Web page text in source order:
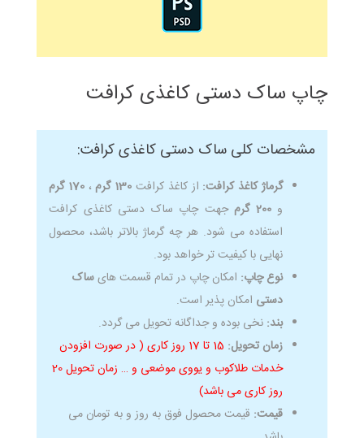
چاپ ساک دستی کاغذی کرافت
مشخصات کلی ساک دستی کاغذی کرافت:
گرماژ کاغذ کرافت: از کاغذ کرافت 130 گرم ،170 گرم
و200 گرم
جهت چاپ ساک دستی کاغذی کرافت
استفاده می شود. هر چه گرماژ بالاتر باشد، محصول
نهایی با کیفیت تر خواهد بود.
نوع چاپ: امکان چاپ در تمام قسمت هایساک
دستی امکان پذیر است.
بند: نخی بوده و جداگانه تحویل می گردد.
زمان تحویل:
15 تا 17 روز کاری ( در صورت افزودن
خدمات طلاکوب و یووی موضعی و … زمان تحویل 20
روز کاری می باشد)
قیمت: قیمت محصول فوق به روز و به تومان می